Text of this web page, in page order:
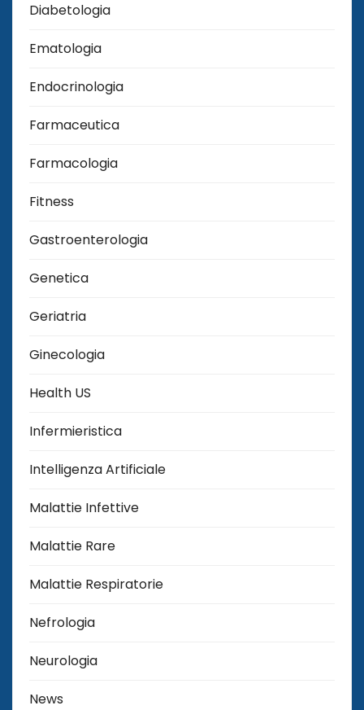
Diabetologia
Ematologia
Endocrinologia
Farmaceutica
Farmacologia
Fitness
Gastroenterologia
Genetica
Geriatria
Ginecologia
Health US
Infermieristica
Intelligenza Artificiale
Malattie Infettive
Malattie Rare
Malattie Respiratorie
Nefrologia
Neurologia
News